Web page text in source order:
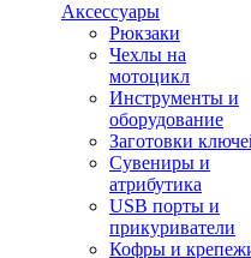
Аксессуары
Рюкзаки
Чехлы на
мотоцикл
Инструменты и
оборудование
Заготовки
Сувениры и
атрибутика
USB порты и
прикуриватели
Кофры и